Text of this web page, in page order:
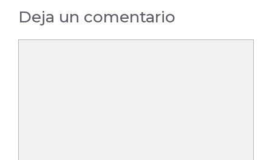
Deja un comentario